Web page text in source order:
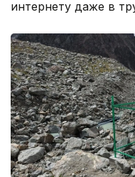
интернету даже в